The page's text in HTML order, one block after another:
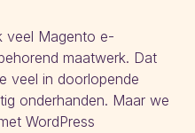
veel Magento e-
maatwerk. Dat
veel in doorlopende
onderhanden. Maar we
WordPress